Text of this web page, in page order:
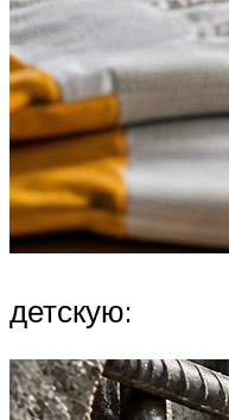
детскую: